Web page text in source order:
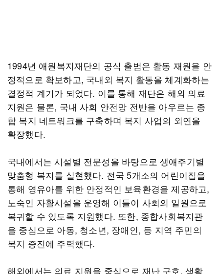
1994년 애원복지재단의 공식 출범은 활동 재원을 안
정적으로 확보하고, 국내외 복지 활동을 체계화하는
결정적 계기가 되었다. 이를 통해 재단은 해외 의료
지원은 물론, 국내 사회 안전망 전반을 아우르는 종
합 복지 네트워크를 구축하며 복지 사업의 외연을
확장했다.
국내에서는 시설별 전문성을 바탕으로 생애주기별
맞춤형 복지를 실현했다. 전국 5개소의 어린이집을
통해 영유아를 위한 안정적인 보육환경을 제공하고,
노숙인 자활시설을 운영해 이들이 사회의 일원으로
복귀할 수 있도록 지원했다. 또한, 종합사회복지관
을 중심으로 아동, 청소년, 장애인, 등 지역 주민의
복지 증진에 주력했다.
해외에서는 의료 지원을 중심으로 재난 구호, 생활